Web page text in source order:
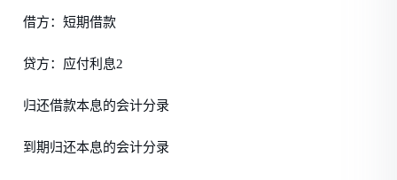
借方：短期借款
贷方：应付利息2
归还借款本息的会计分录
到期归还本息的会计分录